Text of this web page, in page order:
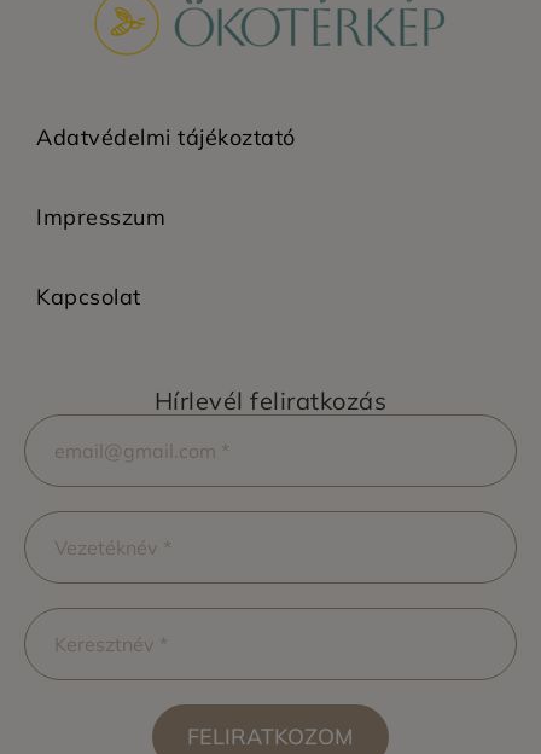
Adatvédelmi tájékoztató
Impresszum
Kapcsolat
Hírlevél feliratkozás
FELIRATKOZOM